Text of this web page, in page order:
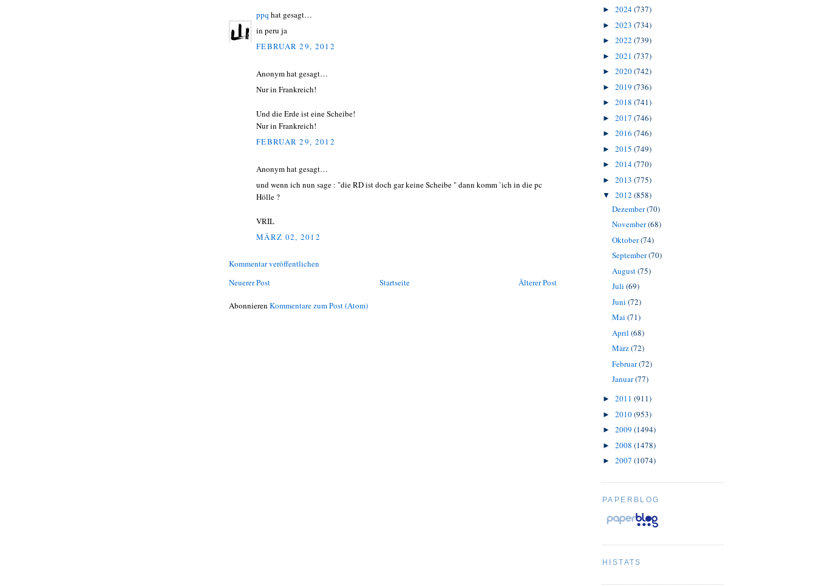
ppq hat gesagt…
in peru ja
FEBRUAR 29, 2012
Anonym hat gesagt…
Nur in Frankreich!
Und die Erde ist eine Scheibe!
Nur in Frankreich!
FEBRUAR 29, 2012
Anonym hat gesagt…
und wenn ich nun sage : "die RD ist doch gar keine Scheibe " dann komm `ich in die pc
Hölle ?
VRIL
MÄRZ 02, 2012
Kommentar veröffentlichen
Neuerer Post
Älterer Post
Startseite
Abonnieren Kommentare zum Post (Atom)
► 2024(737)
► 2023 (734)
► 2022 (739)
► 2021 (737)
► 2020(742)
► 2019 (736)
► 2018 (741)
► 2017 (746)
► 2016 (746)
► 2015 (749)
► 2014(770)
► 2013 (775)
▼ 2012 (858)
Dezember(70)
November(68)
Oktober(74)
September(70)
August(75)
Juli (69)
Juni (72)
Mai (71)
April (68)
März(72)
Februar(72)
Januar(77)
► 2011 (911)
► 2010(953)
► 2009 (1494)
► 2008 (1478)
► 2007 (1074)
PAPERBLOG
HISTATS